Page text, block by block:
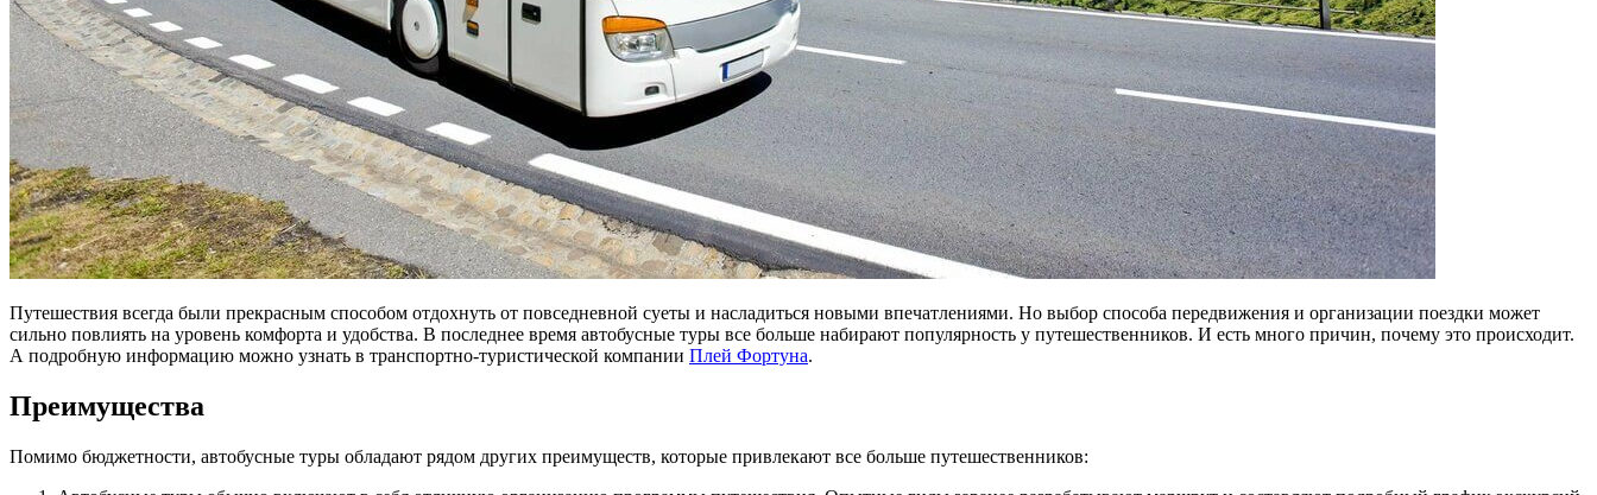
Путешествия всегда были прекрасным способом отдохнуть от повседневной суеты и насладиться новыми впечатлениями. Но выбор способа передвижения и организации поездки может
сильно повлиять на уровень комфорта и удобства. В последнее время автобусные туры все больше набирают популярность у путешественников. И есть много причин, почему это происходит.
А подробную информацию можно узнать в транспортно-туристической компании Плей Фортуна.
Преимущества
Помимо бюджетности, автобусные туры обладают рядом других преимуществ, которые привлекают все больше путешественников: